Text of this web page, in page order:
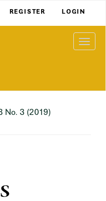
REGISTER LOGIN
No. 3 (2019)